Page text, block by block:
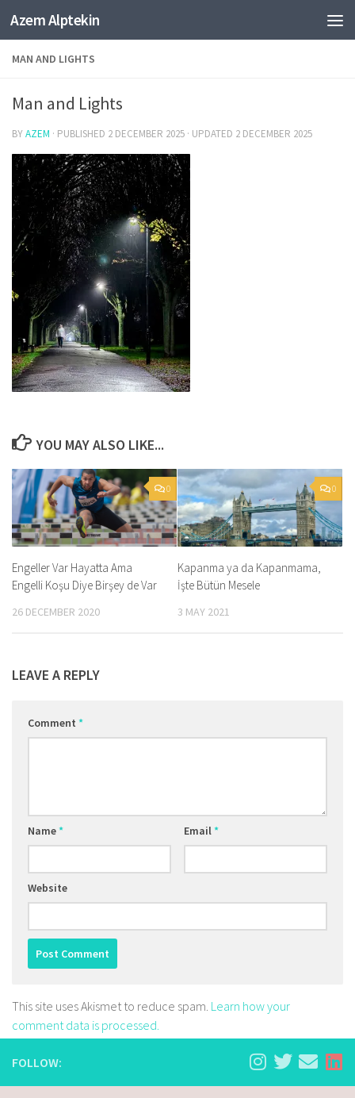
Skip to content
Azem Alptekin
MAN AND LIGHTS
Man and Lights
BYAZEM · PUBLISHED 2 DECEMBER 2025 · UPDATED 2 DECEMBER 2025
YOU MAY ALSO LIKE...
0
Engeller Var Hayatta Ama
Engelli Koşu Diye Birşey de Var
26 DECEMBER 2020
0
Kapanma ya da Kapanmama,
İşte Bütün Mesele
3 MAY 2021
LEAVE A REPLY
Comment *
Name* Email*
Website
This site uses Akismet to reduce spam. Learn how your
comment data is processed.
FOLLOW: